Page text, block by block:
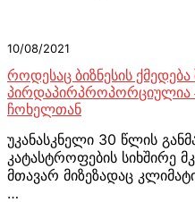
10/08/2021
როდესაც ბიზნესის ქმედება
პირდაპირპროპორციულია
ჩოხელთან
უკანასკნელი 30 წლის
კატასტროფების სიხშირე
მთავარ მიზეზადაც
…